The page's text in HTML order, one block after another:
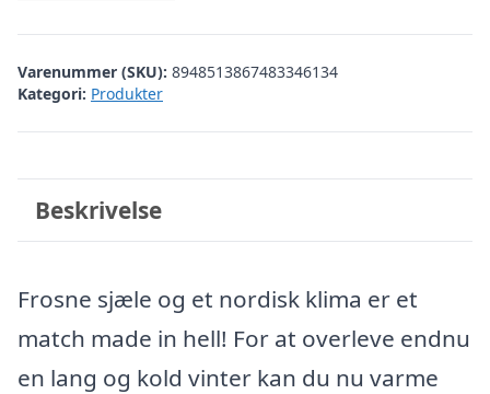
Varenummer (SKU): 8948513867483346134
Kategori: Produkter
Beskrivelse
Frosne sjæle og et nordisk klima er et
match made in hell! For at overleve endnu
en lang og kold vinter kan du nu varme